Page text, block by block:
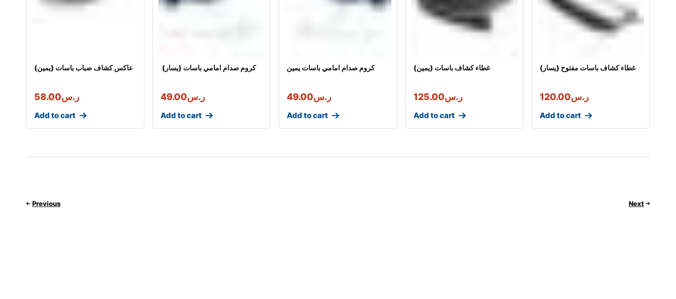
عاكس كشاف ضباب باسات (يمين)
ر.س58.00
Add to cart
كروم صدام امامي باسات (يسار)
ر.س49.00
Add to cart
كروم صدام امامي باسات يمين
ر.س49.00
Add to cart
غطاء كشاف باسات (يمين)
ر.س125.00
Add to cart
غطاء كشاف باسات مفتوح (يسار)
ر.س120.00
Add to cart
Previous Next